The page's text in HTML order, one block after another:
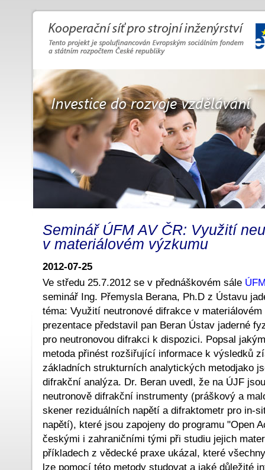
Seminář ÚFM AV ČR: Využití
v materiálovém výzkumu
2012-07-25
Ve středu 25.7.2012 se v přednáškovém sále
seminář Ing. Přemysla Berana, Ph.D z Ústavu
téma: Využití neutronové difrakce v
prezentace představil pan Beran Ústav jaderné
pro neutronovou difrakci k dispozici. Popsal
metoda přinést rozšiřující informace k výsledků
základních strukturních analytických metodjako
difrakční analýza. Dr. Beran uvedl, že na ÚJF
neutronově difrakční instrumenty (práškový a
skener reziduálních napětí a difraktometr pro in-
napětí), které jsou zapojeny do programu "Open
českými i zahraničními tými při studiu jejich
příkladech z vědecké praxe ukázal, které
lze pomocí této metody studovat a jaké důležité